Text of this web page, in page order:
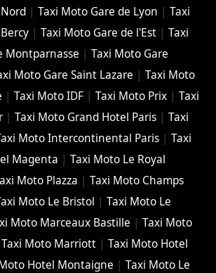
| Taxi Moto Gare de Lyon | Taxi
|Taxi Moto Gare de l'Est |Taxi
Montparnasse |Taxi Moto Gare
Moto Gare Saint Lazare | Taxi Moto
| Taxi Moto IDF| Taxi Moto Prix| Taxi
|Taxi Moto Grand Hotel Paris |Taxi
Moto Intercontinental Paris |Taxi
Magenta | Taxi Moto Le Royal
Moto Plazza | Taxi Moto Champs
Moto Le Bristol |Taxi Moto Le
Moto Marceaux Bastille | Taxi Moto
Taxi Moto Marriott |Taxi Moto Hotel
Hotel Montaigne |Taxi Moto Le